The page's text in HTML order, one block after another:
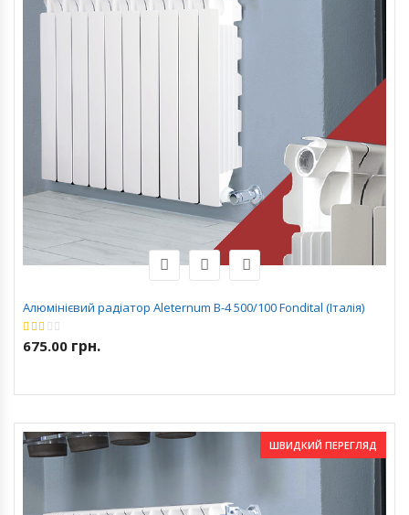
Алюмінієвий радіатор Aleternum B-4 500/100 Fondital (Італія)
675.00 грн.
ШВИДКИЙ ПЕРЕГЛЯД